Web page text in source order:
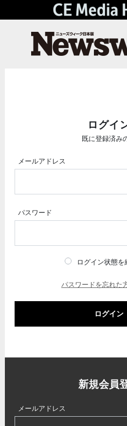
ログイ
既に登録済み
メールアドレス
パスワード
ログイン状態を
パスワードを忘れた
ログイン
新規会員
メールアドレス